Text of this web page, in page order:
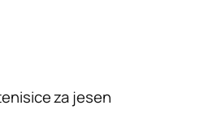
za jesen